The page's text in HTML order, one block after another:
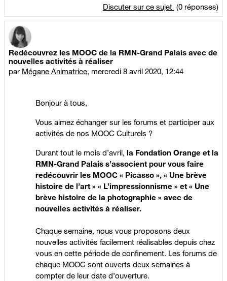
Discuter sur ce sujet (0 réponses)
Redécouvrez les MOOC de la RMN-Grand Palais avec de
nouvelles activités à réaliser
par Mégane Animatrice mercredi 8 avril 2020, 12:44
Bonjour à tous,
Vous aimez échanger sur les forums et participer aux
activités de nos MOOC Culturels ?
Durant tout le mois d’avril, la Fondation Orange et la
RMN-Grand Palais s’associent pour vous faire
redécouvrir les MOOC « Picasso », « Une brève
histoire de l’art » « L’impressionnisme » et « Une
brève histoire de la photographie » avec de
nouvelles activités à réaliser.
Chaque semaine, nous vous proposons deux
nouvelles activités facilement réalisables depuis chez
vous en cette période de confinement. Les forums de
chaque MOOC sont ouverts deux semaines à
compter de leur date d’ouverture.